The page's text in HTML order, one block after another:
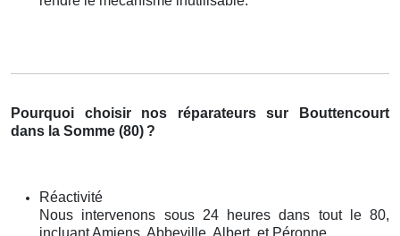
Pourquoi choisir nos réparateurs sur Bouttencourt
dans la Somme (80) ?
Réactivité
Nous intervenons sous 24 heures dans tout le 80,
incluant Amiens, Abbeville, Albert, et Péronne.